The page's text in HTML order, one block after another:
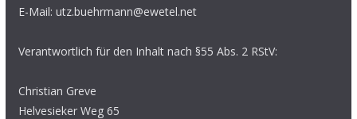
E-Mail: utz.buehrmann@ewetel.net
Verantwortlich für den Inhalt nach §55 Abs. 2 RStV:
Christian Greve
Helvesieker Weg 65